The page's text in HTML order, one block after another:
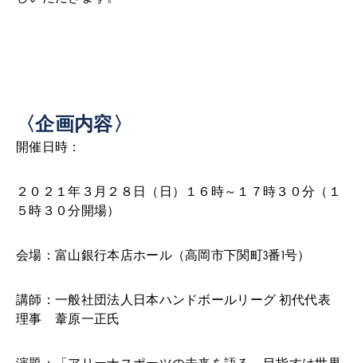
〈企画内容〉
開催日時：
２０２１年３月２８日（日）１６時～１７時３０分（１
５時３０分開場）
会場：富山銀行本店ホール（高岡市下関町3番1号）
講師：一般社団法人日本ハンドボールリーグ 初代代表
理事 葦原一正氏